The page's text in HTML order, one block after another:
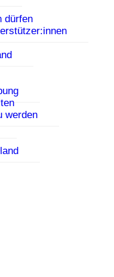
dürfen
werden
wichtige